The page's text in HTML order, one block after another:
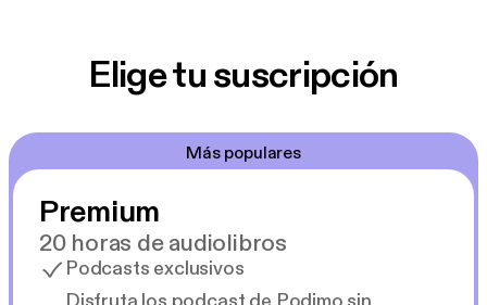
Elige tu suscripción
Más populares
Premium
20 horas de audiolibros
Podcasts exclusivos